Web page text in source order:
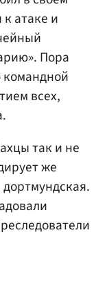
атаке и
Пора
командной
всех,
так и не
же
дортмундская.